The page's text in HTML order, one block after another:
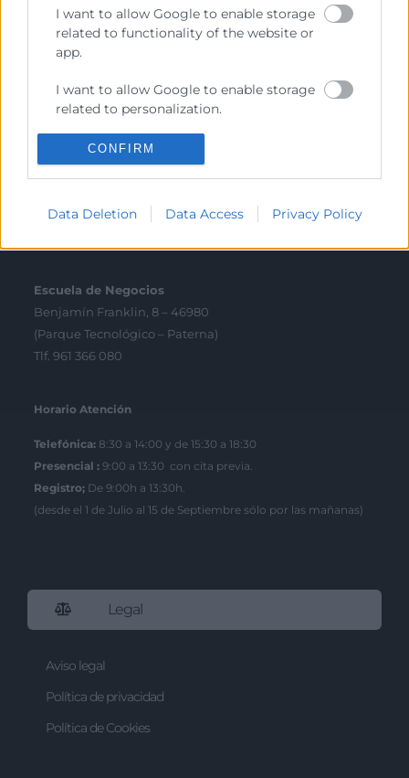
I want to allow Google to enable storage
related to functionality of the website or
app.
I want to allow Google to enable storage
related to personalization.
I want to allow Google to enable storage
related to security, including
authentication functionality and fraud
prevention, and other user protection.
CONFIRM
Data Deletion Data Access Privacy Policy
Fondos Estructurales
Canal de Denuncia
Contacto
Sede Central
C/Poeta Querol 15 – 46002 València
Escuela de Negocios
Benjamín Franklin, 8 – 46980
(Parque Tecnológico – Paterna)
Tlf. 961 366 080
Horario Atención
Telefónica: 8:30 a 14:00 y de 15:30 a 18:30
Presencial : 9:00 a 13:30 con cita previa.
Registro; De 9:00h a 13:30h.
(desde el 1 de Julio al 15 de Septiembre sólo por las mañanas)
Legal
Aviso legal
Política de privacidad
Política de Cookies